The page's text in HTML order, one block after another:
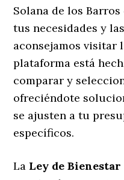
Solana de los
tus necesidades y
aconsejamos visitar
plataforma está
comparar y
ofreciéndote
se ajusten a tu
específicos.
La Ley de